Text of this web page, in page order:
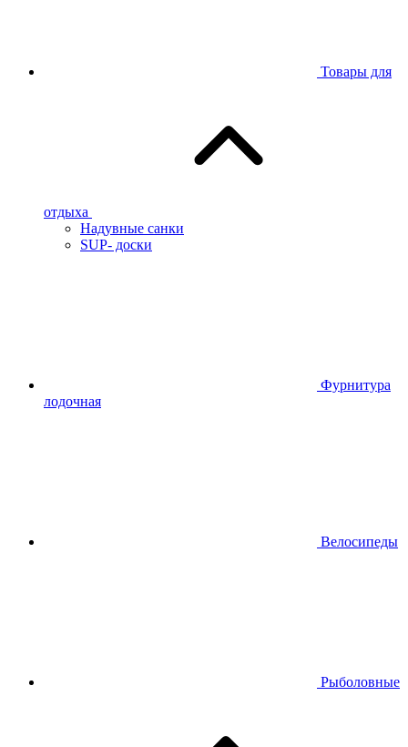
Товары для
отдыха
Надувные санки
SUP- доски
Фурнитура
лодочная
Велосипеды
Рыболовные